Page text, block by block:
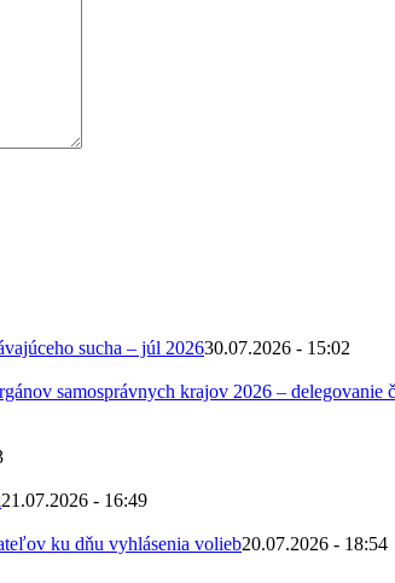
sucha – júl 202630.07.2026 - 15:02
samosprávnych krajov 2026 –
21.07.2026 - 16:49
ku dňu vyhlásenia volieb20.07.2026 - 18:54